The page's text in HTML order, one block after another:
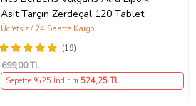
Asit Tarçın Zerdeçal 120 Tablet
(19)
Ücretsiz / 24 Saatte Kargo
699,00 TL
Sepette %25 İndirim 524,25 TL